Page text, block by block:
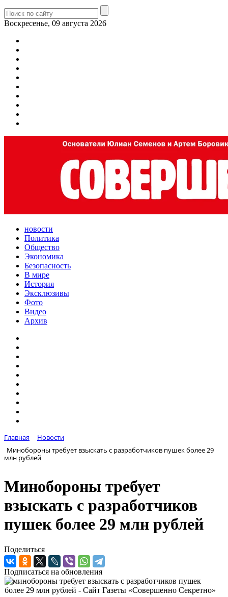
Воскресенье, 09 августа 2026
новости
Политика
Общество
Экономика
Безопасность
В мире
История
Эксклюзивы
Фото
Видео
Архив
Главная
Новости
Минобороны требует взыскать с разработчиков пушек более 29
млн рублей
Минобороны требует
взыскать с разработчиков
пушек более 29 млн рублей
Поделиться
Подписаться на обновления